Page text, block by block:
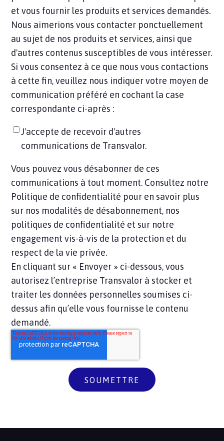
et vous fournir les produits et services demandés.
Nous aimerions vous contacter ponctuellement
au sujet de nos produits et services, ainsi que
d'autres contenus susceptibles de vous intéresser.
Si vous consentez à ce que nous vous contactions
à cette fin, veuillez nous indiquer votre moyen de
communication préféré en cochant la case
correspondante ci-après :
J'accepte de recevoir d'autres
communications de Transvalor.
Vous pouvez vous désabonner de ces
communications à tout moment. Consultez notre
Politique de confidentialité pour en savoir plus
sur nos modalités de désabonnement, nos
politiques de confidentialité et sur notre
engagement vis-à-vis de la protection et du
respect de la vie privée.
En cliquant sur « Envoyer » ci-dessous, vous
autorisez l’entreprise Transvalor à stocker et
traiter les données personnelles soumises ci-
dessus afin qu’elle vous fournisse le contenu
demandé.